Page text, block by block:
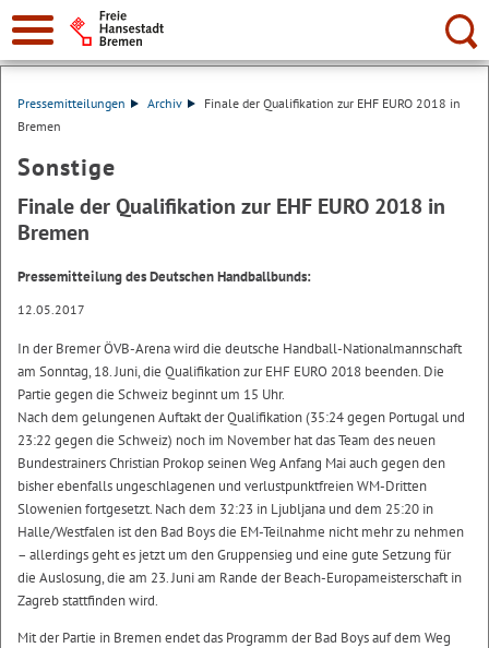
Suche:
Pressemitteilungen Archiv
Finale der Qualifikation zur EHF EURO 2018 in
Bremen
Sonstige
Finale der Qualifikation zur EHF EURO 2018 in
Bremen
Pressemitteilung des Deutschen Handballbunds:
12.05.2017
In der Bremer ÖVB-Arena wird die deutsche Handball-Nationalmannschaft
am Sonntag, 18. Juni, die Qualifikation zur EHF EURO 2018 beenden. Die
Partie gegen die Schweiz beginnt um 15 Uhr.
Nach dem gelungenen Auftakt der Qualifikation (35:24 gegen Portugal und
23:22 gegen die Schweiz) noch im November hat das Team des neuen
Bundestrainers Christian Prokop seinen Weg Anfang Mai auch gegen den
bisher ebenfalls ungeschlagenen und verlustpunktfreien WM-Dritten
Slowenien fortgesetzt. Nach dem 32:23 in Ljubljana und dem 25:20 in
Halle/Westfalen ist den Bad Boys die EM-Teilnahme nicht mehr zu nehmen
– allerdings geht es jetzt um den Gruppensieg und eine gute Setzung für
die Auslosung, die am 23. Juni am Rande der Beach-Europameisterschaft in
Zagreb stattfinden wird.
Mit der Partie in Bremen endet das Programm der Bad Boys auf dem Weg